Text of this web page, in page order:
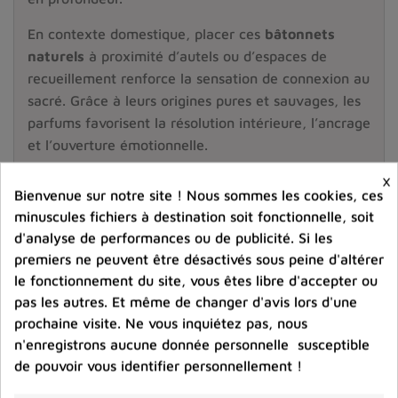
En contexte domestique, placer ces bâtonnets
naturels à proximité d’autels ou d’espaces de
recueillement renforce la sensation de connexion au
sacré. Grâce à leurs origines pures et sauvages, les
parfums favorisent la résolution intérieure, l’ancrage
et l’ouverture émotionnelle.
Bienfaits de l’encens tibétain bio pour la
purification et la méditation
Dans la médecine tibétaine , de nombreuses
plantes choisies pour la confection de l’encens bio
ont un rôle reconnu en phytothérapie. Elles
interviennent pour calmer l’agitation, améliorer la
qualité du sommeil ou accompagner des pratiques
de soin énergétique doux.
×
Bienvenue sur notre site ! Nous sommes les cookies, ces
minuscules fichiers à destination soit fonctionnelle, soit
d'analyse de performances ou de publicité. Si les
premiers ne peuvent être désactivés sous peine d'altérer
le fonctionnement du site, vous êtes libre d'accepter ou
pas les autres. Et même de changer d'avis lors d'une
prochaine visite. Ne vous inquiétez pas, nous
n'enregistrons aucune donnée personnelle susceptible
de pouvoir vous identifier personnellement !